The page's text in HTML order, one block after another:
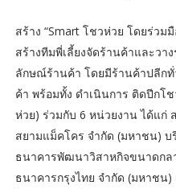
สร้าง “Smart โชวห่วย โดยร่ว
สร้างทีมพี่เลี้ยงจัดร้านค้าและวา
ลักษณ์ร้านค้า โดยมีร้านค้าปลีกทั่
ค้า พร้อมทั้ง ดำเนินการ ติดปีกโ
ห่วย) ร่วมกับ 6 หน่วยงาน ได้แก่
สยามแม็คโคร จำกัด (มหาชน) บ
ธนาคารพัฒนาวิสาหกิจขนาดกล
ธนาคารกรุงไทย จำกัด (มหาช